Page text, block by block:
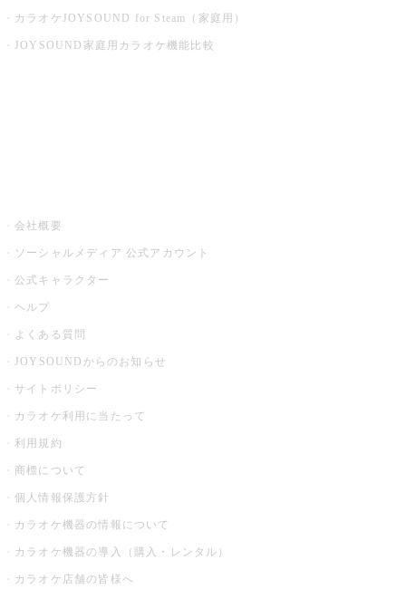
カラオケJOYSOUND for Steam（家庭用）
JOYSOUND家庭用カラオケ機能比較
会社概要
ソーシャルメディア 公式アカウント
公式キャラクター
ヘルプ
よくある質問
JOYSOUNDからのお知らせ
サイトポリシー
カラオケ利用に当たって
利用規約
商標について
個人情報保護方針
カラオケ機器の情報について
カラオケ機器の導入（購入・レンタル）
カラオケ店舗の皆様へ